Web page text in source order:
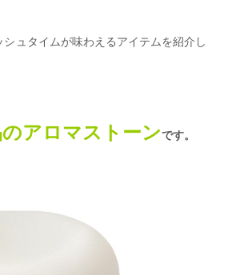
ュタイムが味わえるアイテムを紹介し
アロマストーンです。